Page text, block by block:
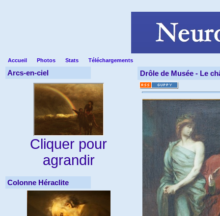
Accueil Photos Stats Téléchargements
Arcs-en-ciel
Cliquer pour
agrandir
Colonne Héraclite
Drôle de Musée - Le